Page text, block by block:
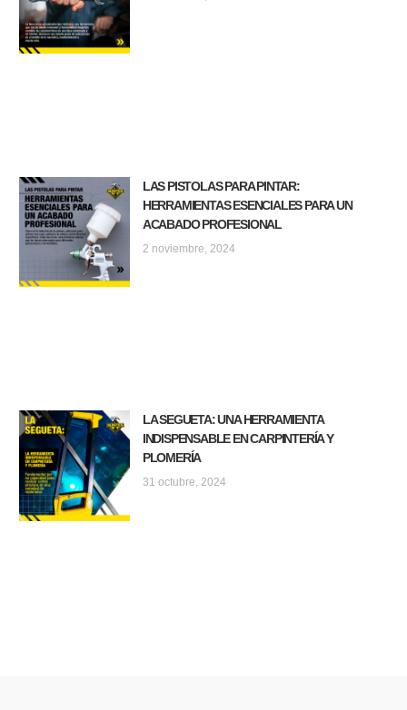
LAS PISTOLAS PARA PINTAR:
HERRAMIENTAS ESENCIALES PARA UN
ACABADO PROFESIONAL
2 noviembre, 2024
LA SEGUETA: UNA HERRAMIENTA
INDISPENSABLE EN CARPINTERÍA Y
PLOMERÍA
31 octubre, 2024